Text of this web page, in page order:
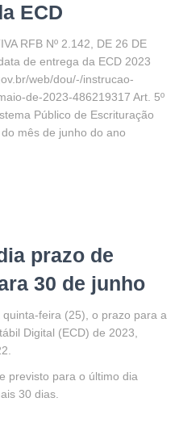
ECD
RFB Nº 2.142, DE 26 DE
de entrega da ECD 2023
web/dou/-/instrucao-
de-2023-486219317 Art. 5º
Público de Escrituração
mês de junho do ano
prazo de
30 de junho
feira (25), o prazo para a
Digital (ECD) de 2023,
previsto para o último dia
30 dias.